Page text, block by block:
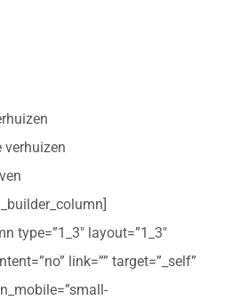
verhuizen
type=”1_3″ layout=”1_3″
link=”” target=”_self”